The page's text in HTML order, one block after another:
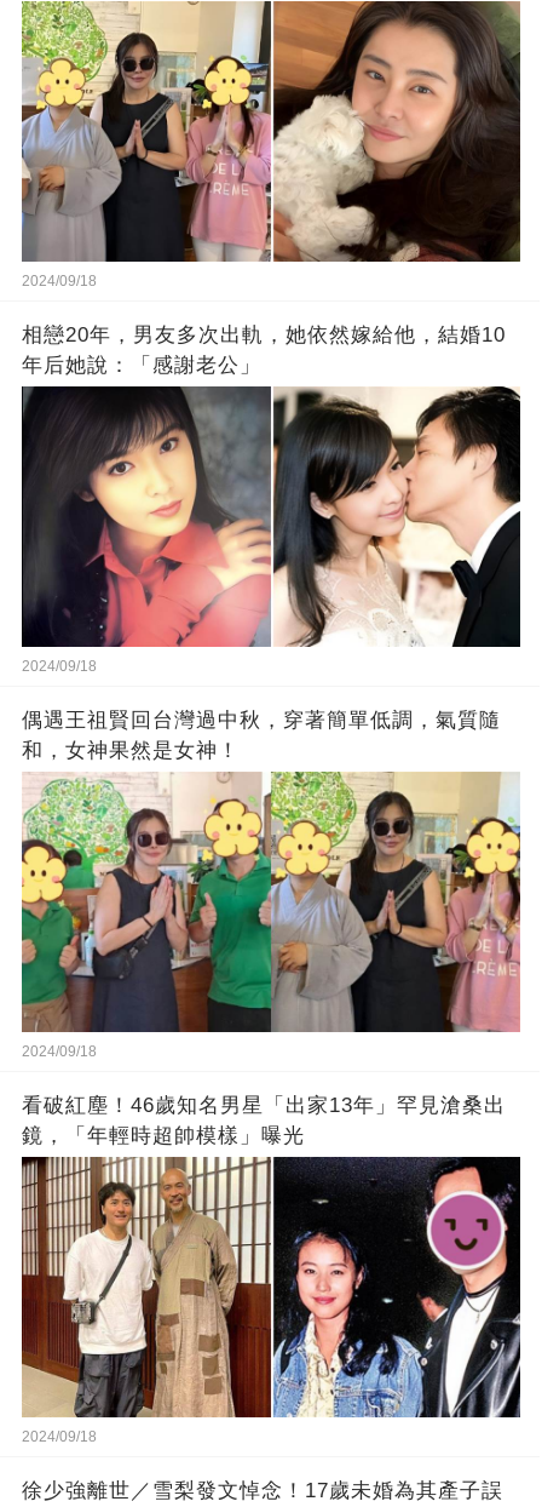
2024/09/18
相戀20年，男友多次出軌，她依然嫁給他，結婚10
年后她說：「感謝老公」
2024/09/18
偶遇王祖賢回台灣過中秋，穿著簡單低調，氣質隨
和，女神果然是女神！
2024/09/18
看破紅塵！46歲知名男星「出家13年」罕見滄桑出
鏡，「年輕時超帥模樣」曝光
2024/09/18
徐少強離世／雪梨發文悼念！17歲未婚為其產子誤